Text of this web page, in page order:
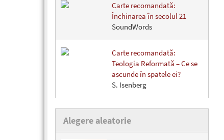
Carte recomandată:
Închinarea în secolul 21
SoundWords
Carte recomandată:
Teologia Reformată – Ce se
ascunde în spatele ei?
S. Isenberg
Alegere aleatorie